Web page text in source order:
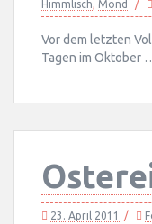
Himmlisch, Mond
Vor dem letzten
Tagen im Oktober
23. April 2011